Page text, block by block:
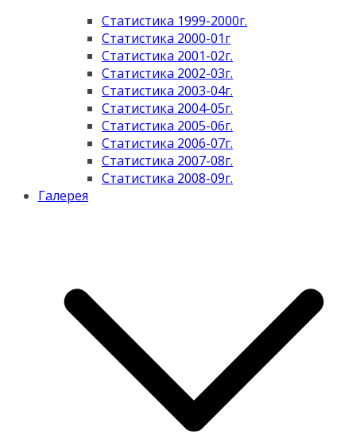
Статистика 1999-2000г.
Статистика 2000-01г
Статистика 2001-02г.
Статистика 2002-03г.
Статистика 2003-04г.
Статистика 2004-05г.
Статистика 2005-06г.
Статистика 2006-07г.
Статистика 2007-08г.
Статистика 2008-09г.
Галерея